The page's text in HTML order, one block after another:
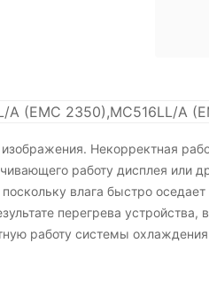
(EMC 2350),MC516LL/A
Некорректная
работу дисплея или
влага быстро оседает
перегрева устройства,
работу системы